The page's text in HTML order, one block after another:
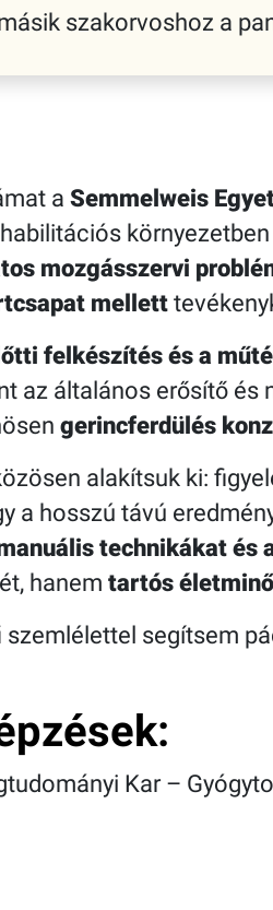
szakorvoshoz a
a Semmelweis
mozgásszervi
mellett
felkészítés és a
az általános erősítő
gerincferdülés
alakítsuk ki:
a hosszú távú
technikákat és
hanem tartós
segítsem
Kar –